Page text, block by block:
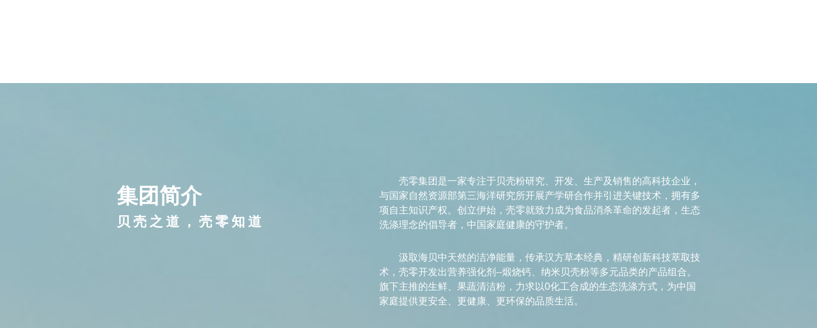
集团简介
贝壳之道，壳零知道
壳零集团是一家专注于贝壳粉研究、开发、生产及销售的高科技企业，
与国家自然资源部第三海洋研究所开展产学研合作并引进关键技术，拥有多
项自主知识产权。创立伊始，壳零就致力成为食品消杀革命的发起者，生态
洗涤理念的倡导者，中国家庭健康的守护者。
汲取海贝中天然的洁净能量，传承汉方草本经典，精研创新科技萃取技
术，壳零开发出营养强化剂--煅烧钙、纳米贝壳粉等多元品类的产品组合。
旗下主推的生鲜、果蔬清洁粉，力求以0化工合成的生态洗涤方式，为中国
家庭提供更安全、更健康、更环保的品质生活。